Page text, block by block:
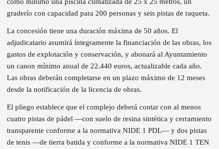
graderío con capacidad para 200 personas y seis pistas de raqueta.
La concesión tiene una duración máxima de 50 años. El
adjudicatario asumirá íntegramente la financiación de las obras, los
gastos de explotación y conservación, y abonará al Ayuntamiento
un canon mínimo anual de 22.440 euros, actualizable cada año.
Las obras deberán completarse en un plazo máximo de 12 meses
desde la notificación de la licencia de obras.
El pliego establece que el complejo deberá contar con al menos
cuatro pistas de pádel —con suelo de resina sintética y cerramiento
transparente conforme a la normativa NIDE 1 PDL— y dos pistas
de tenis —de tierra batida y conforme a la normativa NIDE 1 TEN